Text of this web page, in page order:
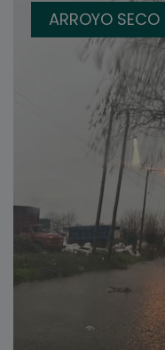
ARROYO SECO